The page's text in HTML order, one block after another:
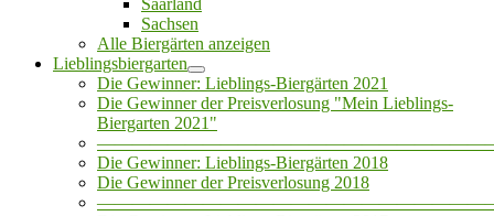
Saarland
Sachsen
Alle Biergärten anzeigen
Lieblingsbiergarten
Die Gewinner: Lieblings-Biergärten 2021
Die Gewinner der Preisverlosung "Mein Lieblings-
Biergarten 2021"
Die Gewinner: Lieblings-Biergärten 2018
Die Gewinner der Preisverlosung 2018